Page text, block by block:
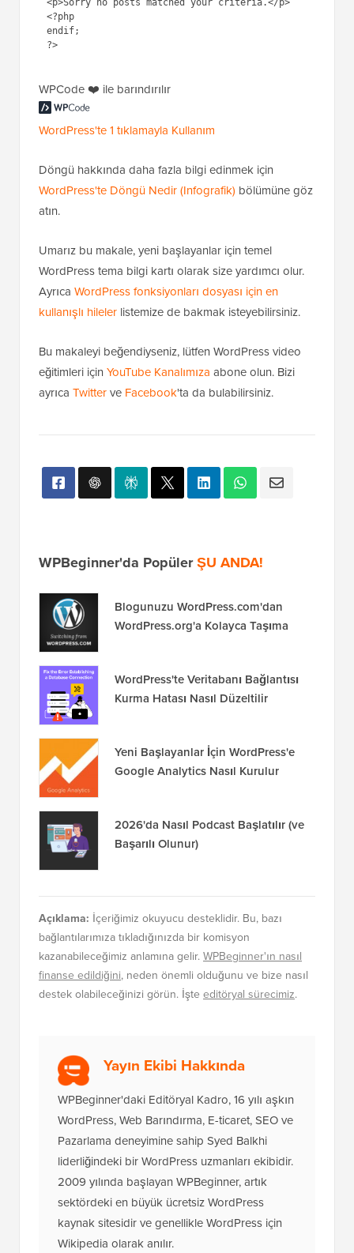
<p>Sorry no posts matched your criteria.</p>
<?php
endif;
?>
WPCode ❤️ ile barındırılır
WordPress'te 1 tıklamayla Kullanım
Döngü hakkında daha fazla bilgi edinmek için
WordPress'te Döngü Nedir (Infografik) bölümüne göz
atın.
Umarız bu makale, yeni başlayanlar için temel
WordPress tema bilgi kartı olarak size yardımcı olur.
Ayrıca WordPress fonksiyonları dosyası için en
kullanışlı hileler listemize de bakmak isteyebilirsiniz.
Bu makaleyi beğendiyseniz, lütfen WordPress video
eğitimleri için YouTube Kanalımıza abone olun. Bizi
ayrıca Twitterve Facebook'ta da bulabilirsiniz.
WPBeginner'da PopülerŞU ANDA!
Blogunuzu WordPress.com'dan
WordPress.org'a Kolayca Taşıma
WordPress'te Veritabanı Bağlantısı
Kurma Hatası Nasıl Düzeltilir
Yeni Başlayanlar İçin WordPress'e
Google Analytics Nasıl Kurulur
2026'da Nasıl Podcast Başlatılır (ve
Başarılı Olunur)
Açıklama: İçeriğimiz okuyucu desteklidir. Bu, bazı
bağlantılarımıza tıkladığınızda bir komisyon
kazanabileceğimiz anlamına gelir.WPBeginner'ın nasıl
finanse edildiğini, neden önemli olduğunu ve bize nasıl
destek olabileceğinizi görün. İşte editöryal sürecimiz.
Yayın Ekibi Hakkında
WPBeginner'daki Editöryal Kadro, 16 yılı aşkın
WordPress, Web Barındırma, E-ticaret, SEO ve
Pazarlama deneyimine sahip Syed Balkhi
liderliğindeki bir WordPress uzmanları ekibidir.
2009 yılında başlayan WPBeginner, artık
sektördeki en büyük ücretsiz WordPress
kaynak sitesidir ve genellikle WordPress için
Wikipedia olarak anılır.